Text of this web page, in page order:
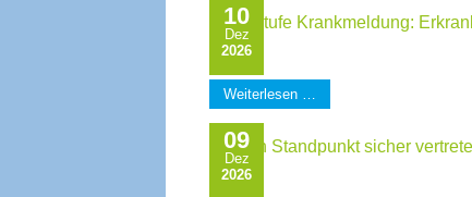
10
Dez
2026
Alarmstufe Krankmeldung:
Weiterlesen …
09
Dez
2026
Meinen Standpunkt sicher